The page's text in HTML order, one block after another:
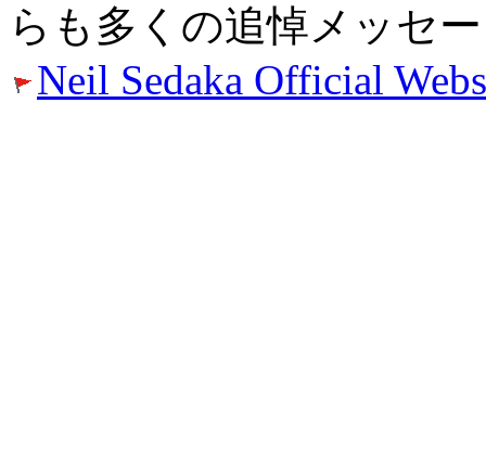
らも多くの追悼メッセ
Neil Sedaka Official